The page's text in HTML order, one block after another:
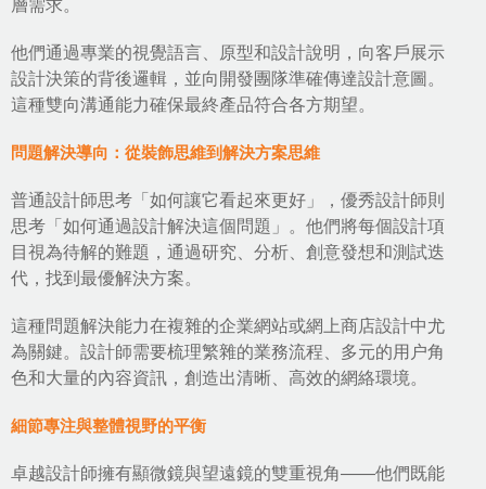
層需求。
他們通過專業的視覺語言、原型和設計說明，向客戶展示
設計決策的背後邏輯，並向開發團隊準確傳達設計意圖。
這種雙向溝通能力確保最終產品符合各方期望。
問題解決導向：從裝飾思維到解決方案思維
普通設計師思考「如何讓它看起來更好」，優秀設計師則
思考「如何通過設計解決這個問題」。他們將每個設計項
目視為待解的難題，通過研究、分析、創意發想和測試迭
代，找到最優解決方案。
這種問題解決能力在複雜的企業網站或網上商店設計中尤
為關鍵。設計師需要梳理繁雜的業務流程、多元的用户角
色和大量的內容資訊，創造出清晰、高效的網絡環境。
細節專注與整體視野的平衡
卓越設計師擁有顯微鏡與望遠鏡的雙重視角——他們既能